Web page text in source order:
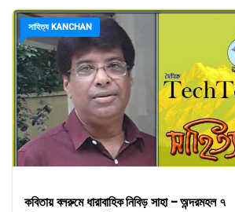
সাহিত্য KANCHAN
কবিতায় বলরুমে ধারাবাহিক নিবিড় সাহা - অন্দরমহল ৭